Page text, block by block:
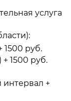
услуга
1500 руб.
+ 1500 руб.
интервал +